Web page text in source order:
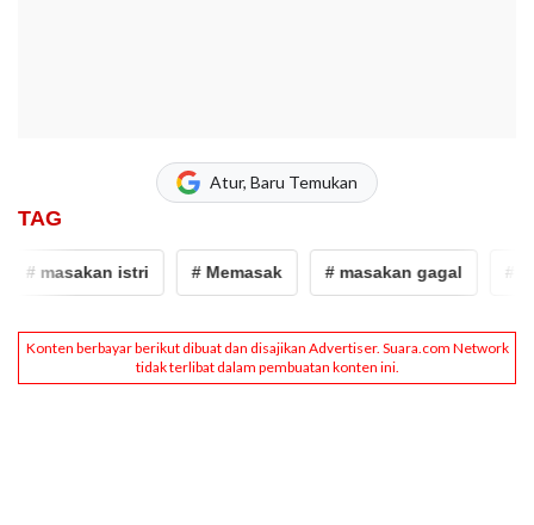
Atur, Baru Temukan
TAG
masakan istri # Memasak # masakan gagal #